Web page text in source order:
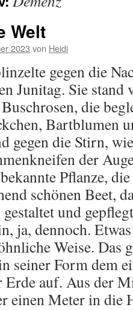
Welt
2023 von Heidi
gegen die
Junitag. Sie
die
Bartblumen
gegen die Stirn,
der
Pflanze,
schönen Beet,
und
ja, dennoch.
Weise. Das
seiner Form dem
Erde auf. Aus der
einen Meter in